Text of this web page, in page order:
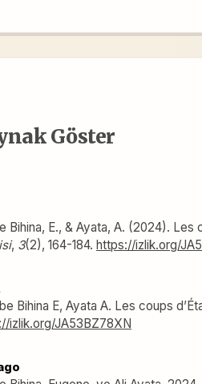
Göster
Bihina, E., & Ayata, A. (2024).
, 3(2), 164-184. https://izlik.org/
Bihina E, Ayata A. Les coups
izlik.org/JA53BZ78XN